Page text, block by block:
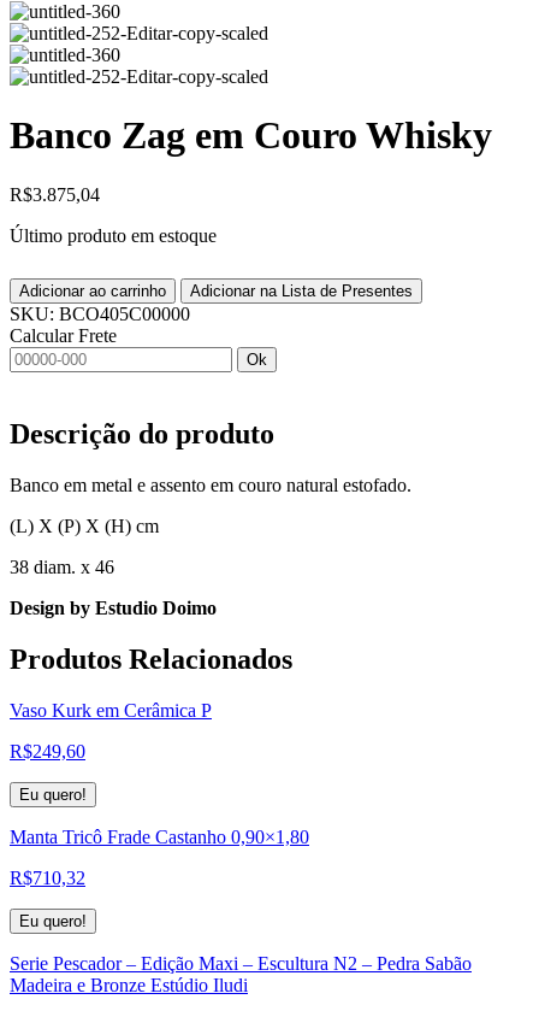
Banco Zag em Couro Whisky
R$3.875,04
Último produto em estoque
Adicionar ao carrinho Adicionar na Lista de Presentes
SKU: BCO405C00000
Calcular Frete
Ok
Descrição do produto
Banco em metal e assento em couro natural estofado.
(L) X (P) X (H) cm
38 diam. x 46
Design by Estudio Doimo
Produtos Relacionados
Vaso Kurk em Cerâmica P
R$249,60
Eu quero!
Manta Tricô Frade Castanho 0,90×1,80
R$710,32
Eu quero!
Serie Pescador – Edição Maxi – Escultura N2 – Pedra Sabão
Madeira e Bronze Estúdio Iludi